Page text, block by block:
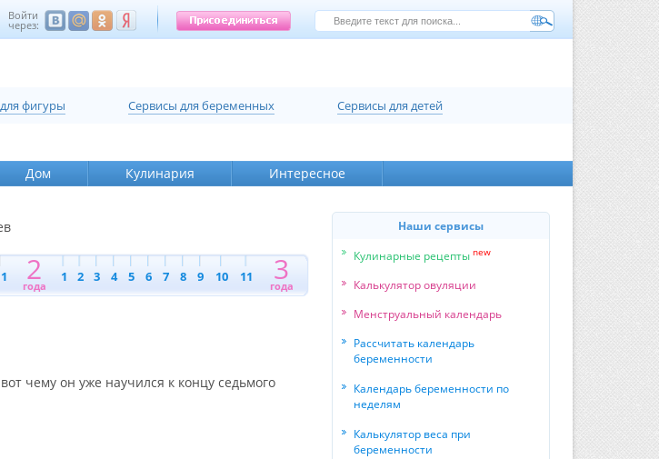
Войти
через:
фигуры Cервисы для беременных Сервисы для детей
Дом Кулинария Интересное
2
года
1 2 3 4 5 6 7 8 9 10 11 3
года
чему он уже научился к концу седьмого
Наши сервисы
Кулинарные рецепты new
Калькулятор овуляции
Менструальный календарь
Рассчитать календарь
беременности
Календарь беременности по
неделям
Калькулятор веса при
беременности